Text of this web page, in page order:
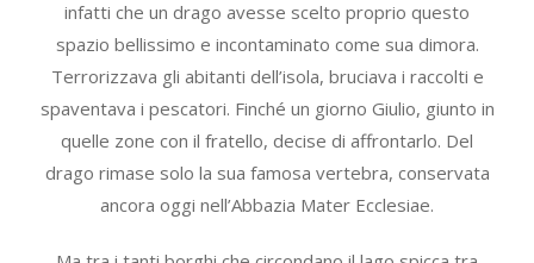
infatti che un drago avesse scelto proprio questo
spazio bellissimo e incontaminato come sua dimora.
Terrorizzava gli abitanti dell’isola, bruciava i raccolti e
spaventava i pescatori. Finché un giorno Giulio, giunto in
quelle zone con il fratello, decise di affrontarlo. Del
drago rimase solo la sua famosa vertebra, conservata
ancora oggi nell’Abbazia Mater Ecclesiae.